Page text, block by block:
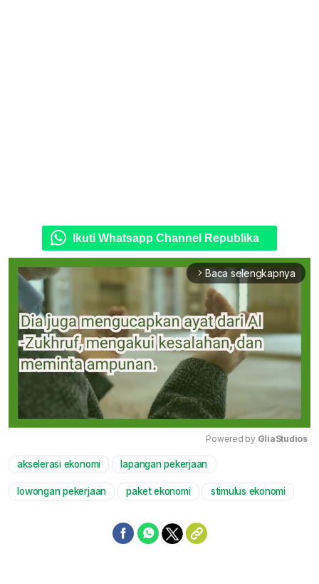
Ikuti Whatsapp Channel Republika
arrow_forward_ios Baca selengkapnya
Powered by GliaStudios
akselerasi ekonomi lapangan pekerjaan
lowongan pekerjaan paket ekonomi stimulus ekonomi